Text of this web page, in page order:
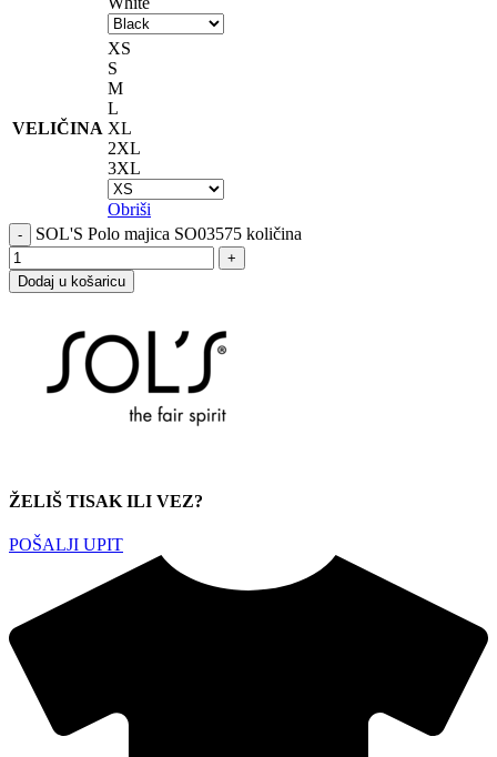
VELIČINA
XS
S
M
L
XL
2XL
3XL
Obriši
SOL'S Polo majica SO03575 količina
Dodaj u košaricu
ŽELIŠ TISAK ILI VEZ?
POŠALJI UPIT